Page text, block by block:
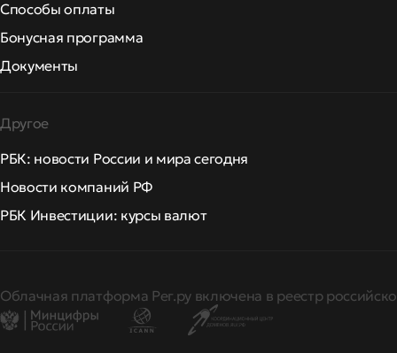
Способы оплаты
Бонусная программа
Документы
Другое
РБК: новости России и мира сегодня
Новости компаний РФ
РБК Инвестиции: курсы валют
Облачная платформа Рег.ру включена в реестр